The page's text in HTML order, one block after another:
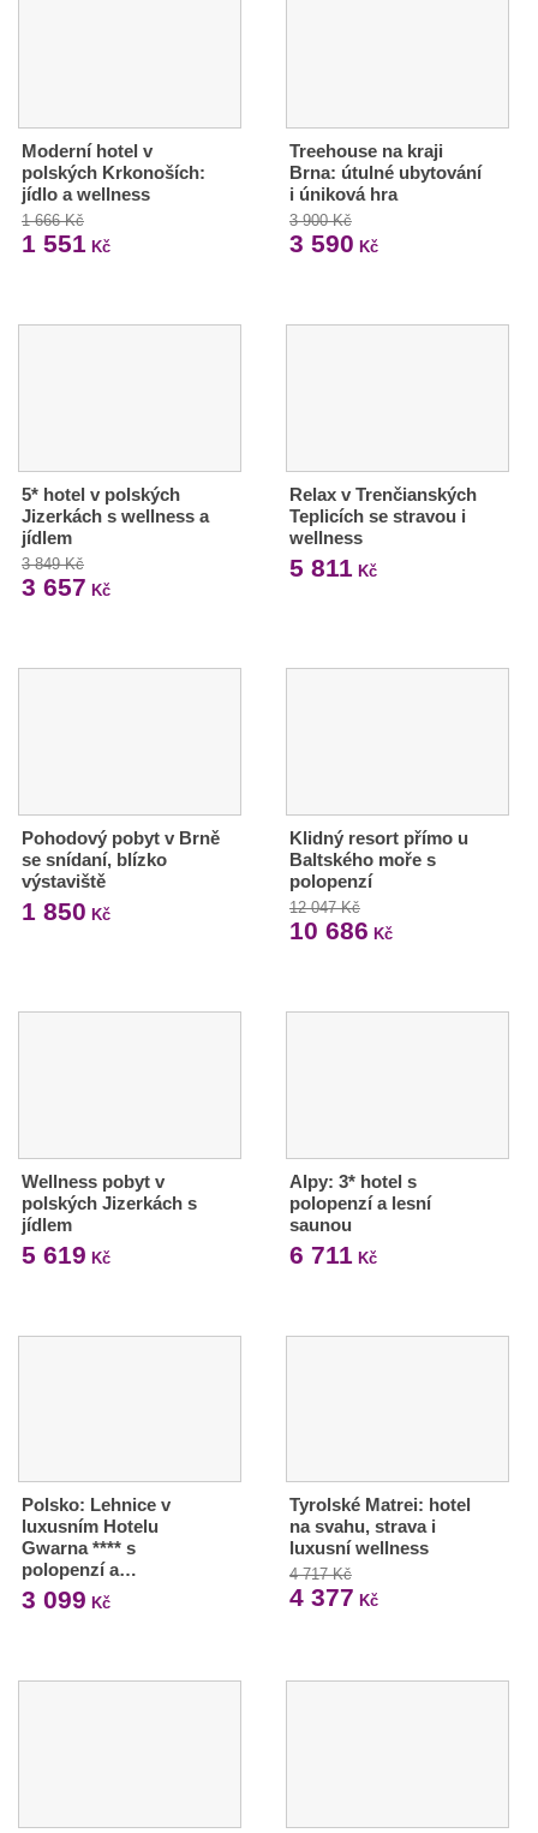
Moderní hotel v
polských Krkonoších:
jídlo a wellness
1 666 Kč
1 551 Kč
Treehouse na kraji
Brna: útulné ubytování
i úniková hra
3 900 Kč
3 590 Kč
5* hotel v polských
Jizerkách s wellness a
jídlem
3 849 Kč
3 657 Kč
Relax v Trenčianských
Teplicích se stravou i
wellness
5 811 Kč
Pohodový pobyt v Brně
se snídaní, blízko
výstaviště
1 850 Kč
Klidný resort přímo u
Baltského moře s
polopenzí
12 047 Kč
10 686 Kč
Wellness pobyt v
polských Jizerkách s
jídlem
5 619 Kč
Alpy: 3* hotel s
polopenzí a lesní
saunou
6 711 Kč
Polsko: Lehnice v
luxusním Hotelu
Gwarna **** s
polopenzí a…
3 099 Kč
Tyrolské Matrei: hotel
na svahu, strava i
luxusní wellness
4 717 Kč
4 377 Kč